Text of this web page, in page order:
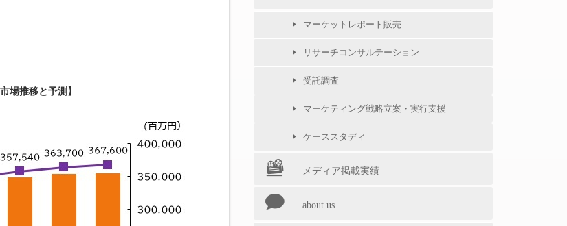
場推移と予測】
マーケットレポート販売
リサーチコンサルテーション
受託調査
マーケティング戦略立案・実行支援
ケーススタディ
メディア掲載実績
about us